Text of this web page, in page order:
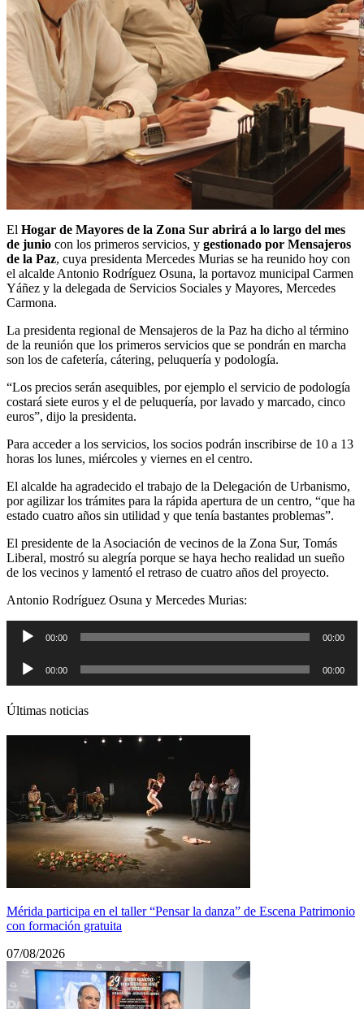
El Hogar de Mayores de la Zona Sur abrirá a lo largo del mes
de junio con los primeros servicios, y gestionado por Mensajeros
de la Paz, cuya presidenta Mercedes Murias se ha reunido hoy con
el alcalde Antonio Rodríguez Osuna, la portavoz municipal Carmen
Yáñez y la delegada de Servicios Sociales y Mayores, Mercedes
Carmona.
La presidenta regional de Mensajeros de la Paz ha dicho al término
de la reunión que los primeros servicios que se pondrán en marcha
son los de cafetería, cátering, peluquería y podología.
“Los precios serán asequibles, por ejemplo el servicio de podología
costará siete euros y el de peluquería, por lavado y marcado, cinco
euros”, dijo la presidenta.
Para acceder a los servicios, los socios podrán inscribirse de 10 a 13
horas los lunes, miércoles y viernes en el centro.
El alcalde ha agradecido el trabajo de la Delegación de Urbanismo,
por agilizar los trámites para la rápida apertura de un centro, “que ha
estado cuatro años sin utilidad y que tenía bastantes problemas”.
El presidente de la Asociación de vecinos de la Zona Sur, Tomás
Liberal, mostró su alegría porque se haya hecho realidad un sueño
de los vecinos y lamentó el retraso de cuatro años del proyecto.
Antonio Rodríguez Osuna y Mercedes Murias:
Reproductor
00:00 00:00
Reproductor
audio
00:00 00:00
Últimas noticias
Mérida participa en el taller “Pensar la danza” de Escena Patrimonio
con formación gratuita
07/08/2026